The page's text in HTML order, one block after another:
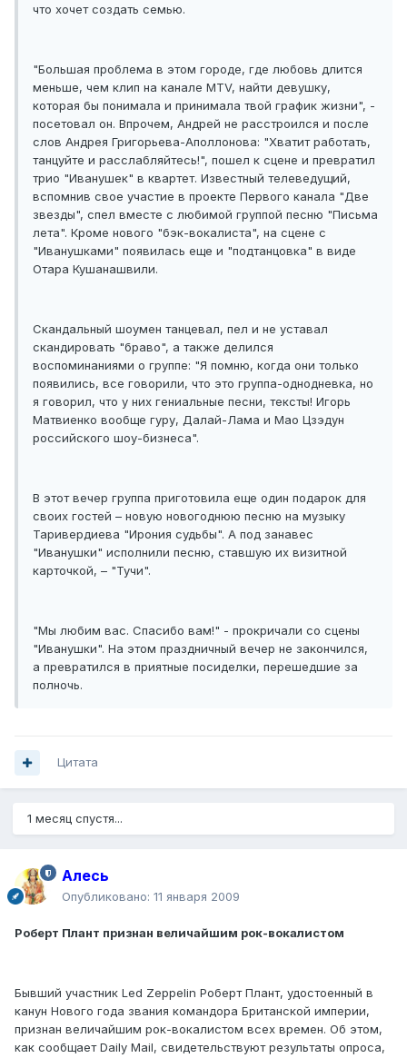
что хочет создать семью.
"Большая проблема в этом городе, где любовь длится
меньше, чем клип на канале MTV, найти девушку,
которая бы понимала и принимала твой график жизни", -
посетовал он. Впрочем, Андрей не расстроился и после
слов Андрея Григорьева-Аполлонова: "Хватит работать,
танцуйте и расслабляйтесь!", пошел к сцене и превратил
трио "Иванушек" в квартет. Известный телеведущий,
вспомнив свое участие в проекте Первого канала "Две
звезды", спел вместе с любимой группой песню "Письма
лета". Кроме нового "бэк-вокалиста", на сцене с
"Иванушками" появилась еще и "подтанцовка" в виде
Отара Кушанашвили.
Скандальный шоумен танцевал, пел и не уставал
скандировать "браво", а также делился
воспоминаниями о группе: "Я помню, когда они только
появились, все говорили, что это группа-однодневка, но
я говорил, что у них гениальные песни, тексты! Игорь
Матвиенко вообще гуру, Далай-Лама и Мао Цзэдун
российского шоу-бизнеса".
В этот вечер группа приготовила еще один подарок для
своих гостей – новую новогоднюю песню на музыку
Таривердиева "Ирония судьбы". А под занавес
"Иванушки" исполнили песню, ставшую их визитной
карточкой, – "Тучи".
"Мы любим вас. Спасибо вам!" - прокричали со сцены
"Иванушки". На этом праздничный вечер не закончился,
а превратился в приятные посиделки, перешедшие за
полночь.
Цитата
1 месяц спустя...
Алесь
Опубликовано: 11 января 2009
Роберт Плант признан величайшим рок-вокалистом
Бывший участник Led Zeppelin Роберт Плант, удостоенный в
канун Нового года звания командора Британской империи,
признан величайшим рок-вокалистом всех времен. Об этом,
как сообщает Daily Mail, свидетельствуют результаты опроса,